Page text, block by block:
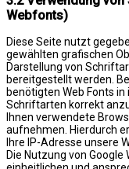
Webfonts)
Diese Seite nutzt
gewählten grafischen
Darstellung von
bereitgestellt werden.
benötigten Web Fonts
Schriftarten korrekt
Ihnen verwendete
aufnehmen. Hierdurch
Ihre IP-Adresse unsere
Die Nutzung von